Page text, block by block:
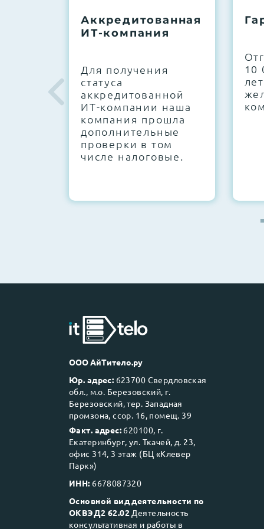
Next Business Day (NBD)
Аккредитованная
ИТ-компания
Для получения
статуса
аккредитованной
ИТ-компании наша
компания прошла
дополнительные
проверки в том
числе налоговые.
10
ООО АйТитело.ру
Юр. адрес: 623700 Свердловская
обл., м.о. Березовский, г.
Березовский, тер. Западная
промзона, ссор. 16, помещ. 39
Факт. адрес: 620100, г.
Екатеринбург, ул. Ткачей, д. 23,
офис 314, 3 этаж (БЦ «Клевер
Парк»)
ИНН: 6678087320
Основной вид деятельности по
ОКВЭД2 62.02 Деятельность
консультативная и работы в